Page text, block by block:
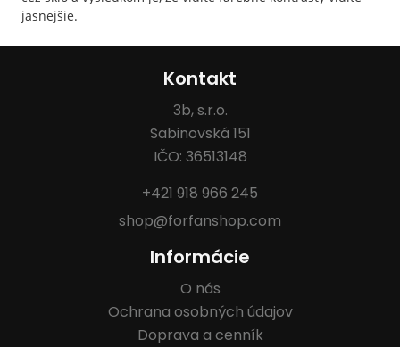
jasnejšie.
Kontakt
3b, s.r.o.
Sabinovská 151
IČO: 36513148
+421 918 966 245
shop@forfanshop.com
Informácie
O nás
Ochrana osobných údajov
Doprava a cenník